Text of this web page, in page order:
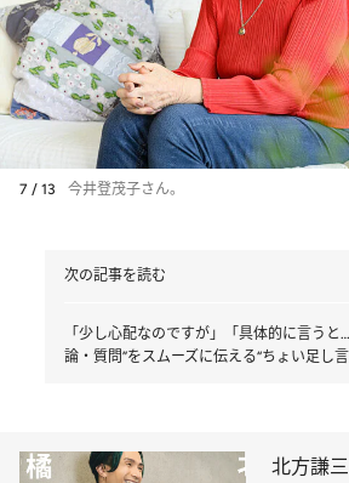
7 / 13 今井登茂子さん。
次の記事を読む
「少し心配なのですが」「具体的に言うと
論・質問”をスムーズに伝える“ちょい足し言
北方謙